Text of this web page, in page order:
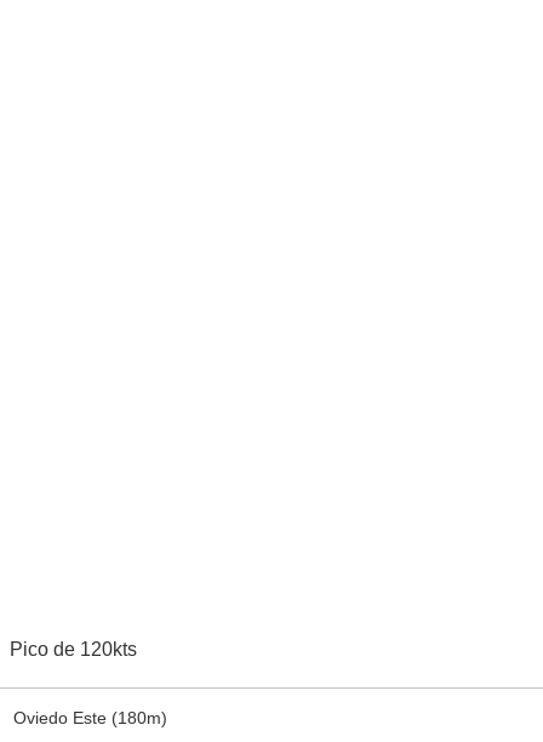
Pico de 120kts
Oviedo Este (180m)